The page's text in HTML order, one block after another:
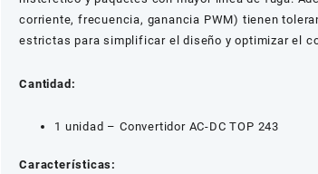
corriente, frecuencia, ganancia PWM) tienen
estrictas para simplificar el diseño y optimizar el
Cantidad:
1 unidad – Convertidor AC-DC TOP 243
Características: